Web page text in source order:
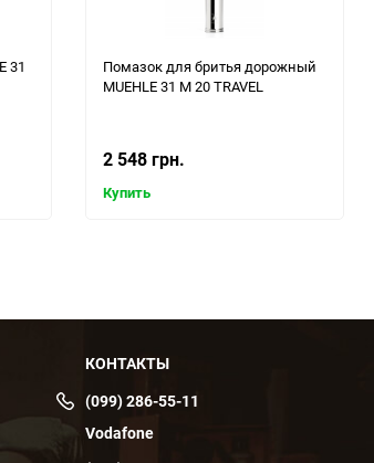
31
Помазок для бритья дорожный
MUEHLE 31 M 20 TRAVEL
2 548 грн.
Купить
КОНТАКТЫ
(099) 286-55-11
Vodafone